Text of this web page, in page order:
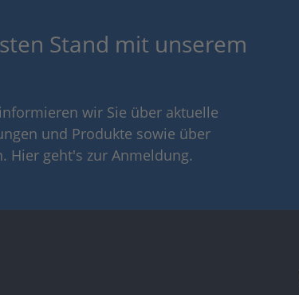
Stand mit unserem
wir Sie über aktuelle
und Produkte sowie über
Hier geht's zur Anmeldung.